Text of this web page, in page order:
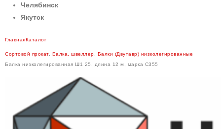
Челябинск
Якутск
ГлавнаяКаталог
Сортовой прокат, Балка, швеллер
Балки (Двутавр) низколегированные
Балка низколегированная Ш1 25, длина 12 м, марка С355